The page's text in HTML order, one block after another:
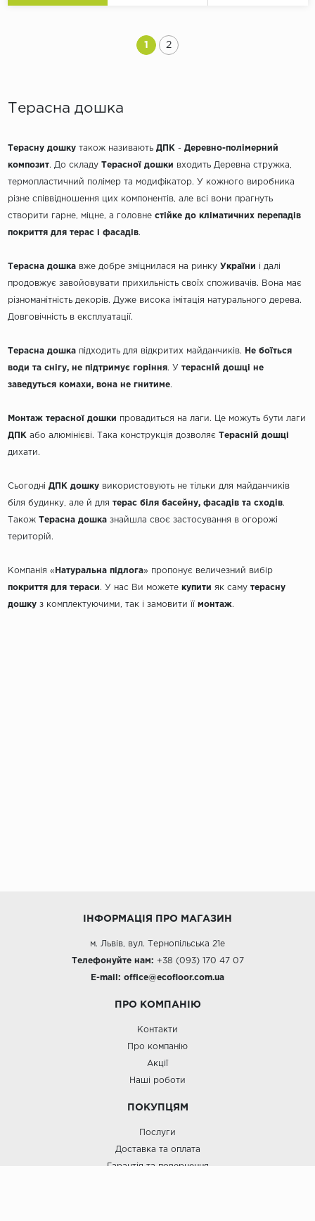
1 2
Терасна дошка
Терасну дошкутакож називають ДПК - Деревно-полімерний
композит. До складу Терасної дошки входить Деревна стружка,
термопластичний полімер та модифікатор. У кожного виробника
різне співвідношення цих компонентів, але всі вони прагнуть
створити гарне, міцне, а головне стійкедо кліматичних перепадів
покриття для терас і фасадів.
Терасна дошкавже добре зміцнилася на ринку України і далі
продовжує завойовувати прихильність своїх споживачів. Вона має
різноманітність декорів. Дуже висока імітація натурального дерева.
Довговічність в експлуатації.
Терасна дошкапідходить для відкритих майданчиків. Не боїться
води та снігу, не підтримує горіння. У терасній дошці не
заведуться комахи, вона не гнитиме.
Монтаж терасної дошки провадиться на лаги. Це можуть бути лаги
ДПК або алюмінієві. Така конструкція дозволяє Терасній дошці
дихати.
Сьогодні ДПК дошкувикористовують не тільки для майданчиків
біля будинку, але й для терас біля басейну, фасадів та сходів.
Також Терасна дошказнайшла своє застосування в огорожі
територій.
Компанія « Натуральна підлога» пропонує величезний вибір
покриття для тераси. У нас Ви можете купити як саму терасну
дошкуз комплектуючими, так і замовити її монтаж.
ІНФОРМАЦІЯ ПРО МАГАЗИН
м. Львів, вул. Тернопільська 21е
Телефонуйте нам: +38 (093) 170 47 07
E-mail: office@ecofloor.com.ua
ПРО КОМПАНІЮ
Контакти
Про компанію
Акції
Наші роботи
ПОКУПЦЯМ
Послуги
Доставка та оплата
Гарантія та повернення